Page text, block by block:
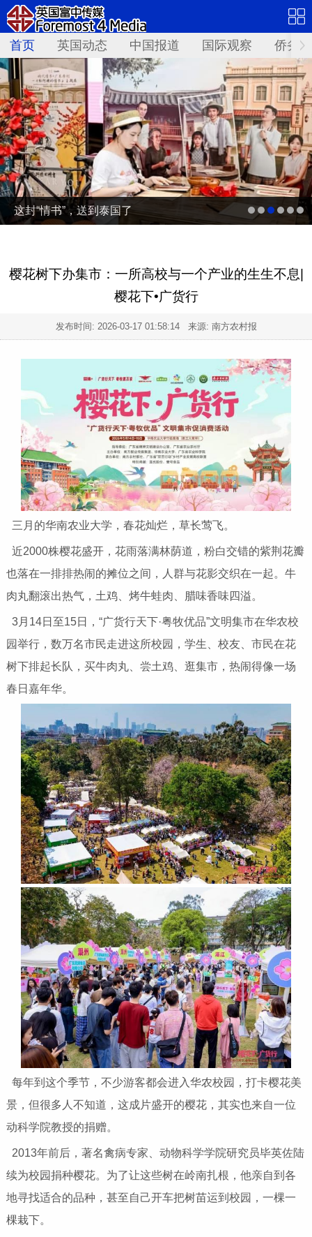
首页 英国动态 中国报道 国际观察 侨务
这封“情书”，送到泰国了
樱花树下办集市：一所高校与一个产业的生生不息|
樱花下•广货行
发布时间: 2026-03-17 01:58:14来源: 南方农村报
三月的华南农业大学，春花灿烂，草长莺飞。
近2000株樱花盛开，花雨落满林荫道，粉白交错的紫荆花瓣
也落在一排排热闹的摊位之间，人群与花影交织在一起。牛
肉丸翻滚出热气，土鸡、烤牛蛙肉、腊味香味四溢。
3月14日至15日，“广货行天下·粤牧优品”文明集市在华农校
园举行，数万名市民走进这所校园，学生、校友、市民在花
树下排起长队，买牛肉丸、尝土鸡、逛集市，热闹得像一场
春日嘉年华。
每年到这个季节，不少游客都会进入华农校园，打卡樱花美
景，但很多人不知道，这成片盛开的樱花，其实也来自一位
动科学院教授的捐赠。
2013年前后，著名禽病专家、动物科学学院研究员毕英佐陆
续为校园捐种樱花。为了让这些树在岭南扎根，他亲自到各
地寻找适合的品种，甚至自己开车把树苗运到校园，一棵一
棵栽下。